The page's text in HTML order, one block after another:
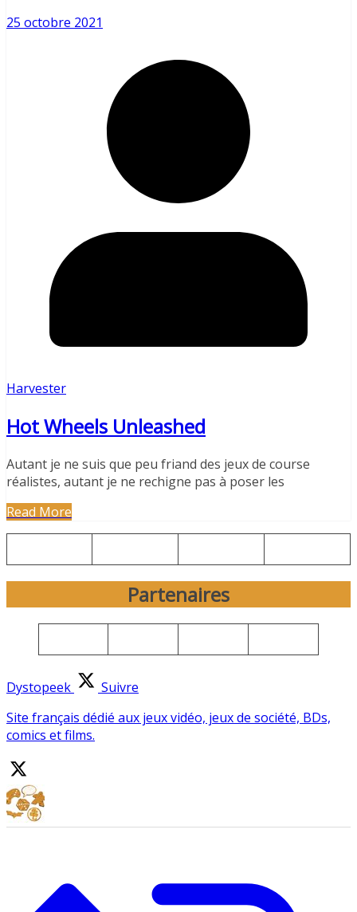
25 octobre 2021
Harvester
Hot Wheels Unleashed
Autant je ne suis que peu friand des jeux de course
réalistes, autant je ne rechigne pas à poser les
Read More
Partenaires
Dystopeek
Suivre
Site français dédié aux jeux vidéo, jeux de société, BDs,
comics et films.